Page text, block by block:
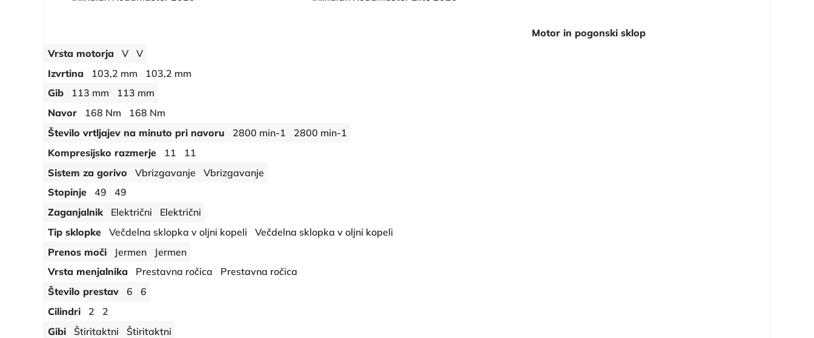
Motor in pogonski sklop
Vrsta motorja
V
V
Izvrtina
103,2 mm
103,2 mm
Gib
113 mm
113 mm
Navor
168 Nm
168 Nm
Število vrtljajev na minuto pri navoru
2800 min-1
2800 min-1
Kompresijsko razmerje
11
11
Sistem za gorivo
Vbrizgavanje
Vbrizgavanje
Stopinje
49
49
Zaganjalnik
Električni
Električni
Tip sklopke
Večdelna sklopka v oljni kopeli
Večdelna sklopka v oljni kopeli
Prenos moči
Jermen
Jermen
Vrsta menjalnika
Prestavna ročica
Prestavna ročica
Število prestav
6
6
Cilindri
2
2
Gibi
Štiritaktni
Štiritaktni